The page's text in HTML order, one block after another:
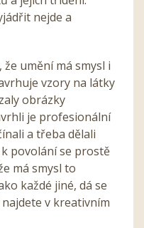
nejde a
umění má smysl i
vzory na látky
obrázky
je profesionální
a třeba dělali
povolání se prostě
má smysl to
každé jiné, dá se
v kreativním